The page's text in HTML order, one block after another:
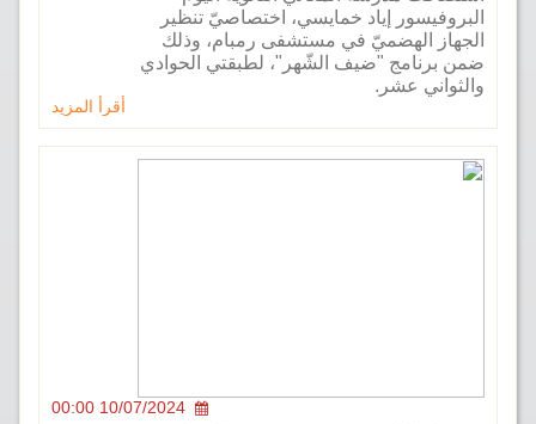
إياد خمايسي، اختصاصيّ تنظير
الهضميّ في مستشفى رمبام، وذلك
"ضيف الشّهر"، لطبقتي الحوادي
عشر.
10/07/2024 00:00